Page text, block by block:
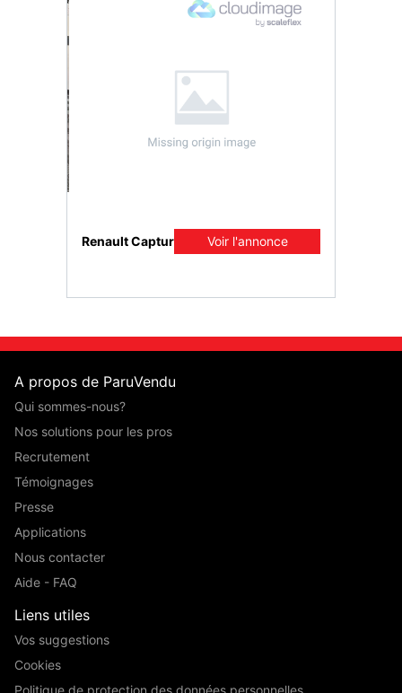
A propos de ParuVendu
Qui sommes-nous?
Nos solutions pour les pros
Recrutement
Témoignages
Presse
Applications
Nous contacter
Aide - FAQ
Liens utiles
Vos suggestions
Cookies
Politique de protection des données personnelles